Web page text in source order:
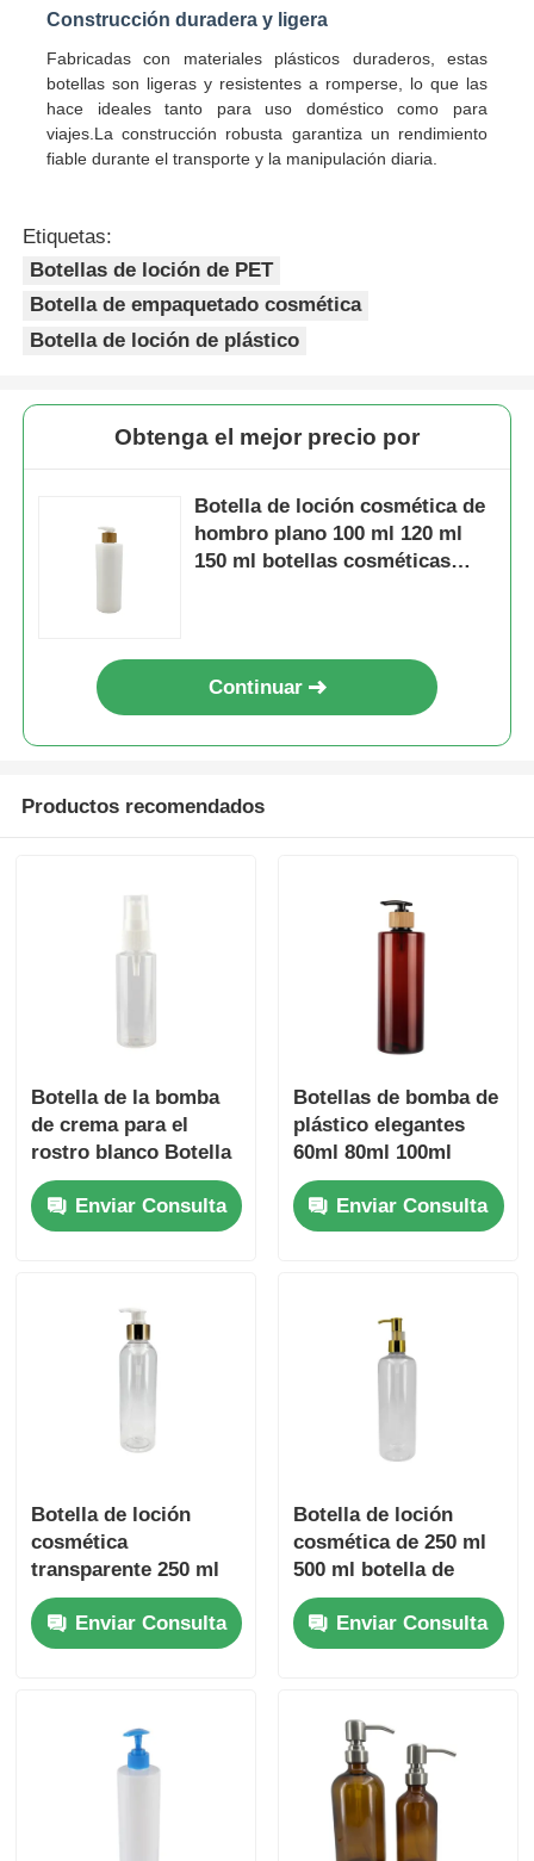
Dispositivo de goteo para cosméticos
Bomba de la loción del tornillo
Bomba de bloqueo izquierda derecha
La bomba de loción de bloqueo de clips
Bomba del dispensador del jarabe
rociador del disparador
Construcción duradera y ligera
Fabricadas con materiales plásticos duraderos, estas
botellas son ligeras y resistentes a romperse, lo que las
hace ideales tanto para uso doméstico como para
viajes.La construcción robusta garantiza un rendimiento
fiable durante el transporte y la manipulación diaria.
Etiquetas:
Botellas de loción de PET
Botella de empaquetado cosmética
Botella de loción de plástico
Obtenga el mejor precio por
Botella de loción cosmética de
hombro plano 100 ml 120 ml
150 ml botellas cosméticas
Continuar
Productos recomendados
Botella de la bomba
de crema para el
rostro blanco Botella
de la bomba de
plástico para
dispensar
Enviar Consulta
Botellas de bomba de
plástico elegantes
60ml 80ml 100ml
120ml 150ml 180ml
200ml 250ml 300ml
Botella de ámbar PET
Enviar Consulta
Botella de loción
cosmética
transparente 250 ml
Envases de envases
cosméticos de 500 ml
Enviar Consulta
Botella de loción
cosmética de 250 ml
500 ml botella de
loción transparente
personalizable con
cabezas de bomba
Enviar Consulta